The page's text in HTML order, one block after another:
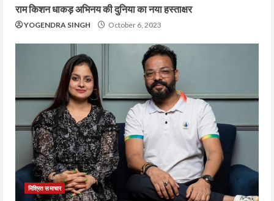
राम किशन धाकड़ अभिनय की दुनिया का नया हस्ताक्षर
YOGENDRA SINGH October 6, 2023
मिश्रित समाचार